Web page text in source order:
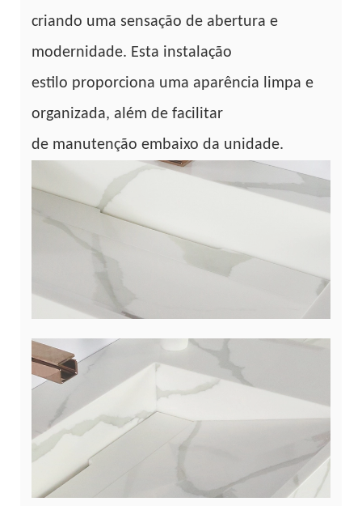
criando uma sensação de abertura e
modernidade. Esta instalação
estilo proporciona uma aparência limpa e
organizada, além de facilitar
de manutenção embaixo da unidade.